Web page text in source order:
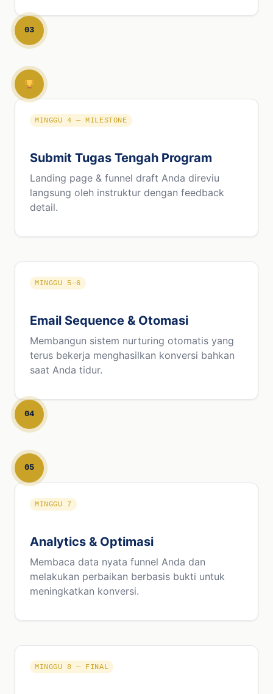
03
MINGGU 4 — MILESTONE
Submit Tugas Tengah Program
Landing page & funnel draft Anda direviu
langsung oleh instruktur dengan feedback
detail.
MINGGU 5–6
Email Sequence & Otomasi
Membangun sistem nurturing otomatis yang
terus bekerja menghasilkan konversi bahkan
saat Anda tidur.
04
05
MINGGU 7
Analytics & Optimasi
Membaca data nyata funnel Anda dan
melakukan perbaikan berbasis bukti untuk
meningkatkan konversi.
MINGGU 8 — FINAL